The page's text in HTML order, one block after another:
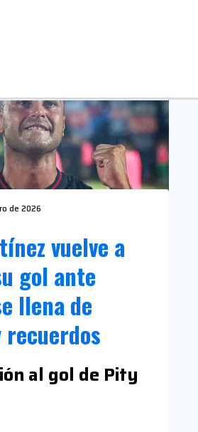
de 2026
vuelve a
gol ante
llena de
recuerdos
al gol de Pity